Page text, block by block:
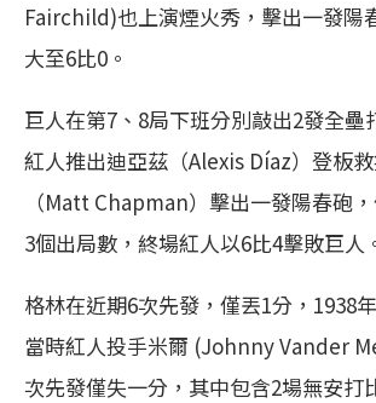
Fairchild)也上演煙火秀，擊出一發陽
大至6比0。
巨人在第7、8局下班分別敲出2發全壘
紅人推出迪亞茲（Alexis Díaz）登板
（Matt Chapman）擊出一發陽春砲
3個出局數，終場紅人以6比4擊敗巨人
格林在近期6次先發，僅丟1分，1938
當時紅人投手米爾 (Johnny Vander
次先發僅失一分，其中包含2場無安打